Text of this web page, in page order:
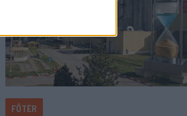
FŐTÉR